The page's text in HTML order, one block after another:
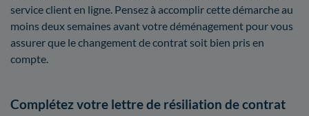
service client en ligne. Pensez à accomplir cette démarche au
moins deux semaines avant votre déménagement pour vous
assurer que le changement de contrat soit bien pris en
compte.
Complétez votre lettre de résiliation de contrat